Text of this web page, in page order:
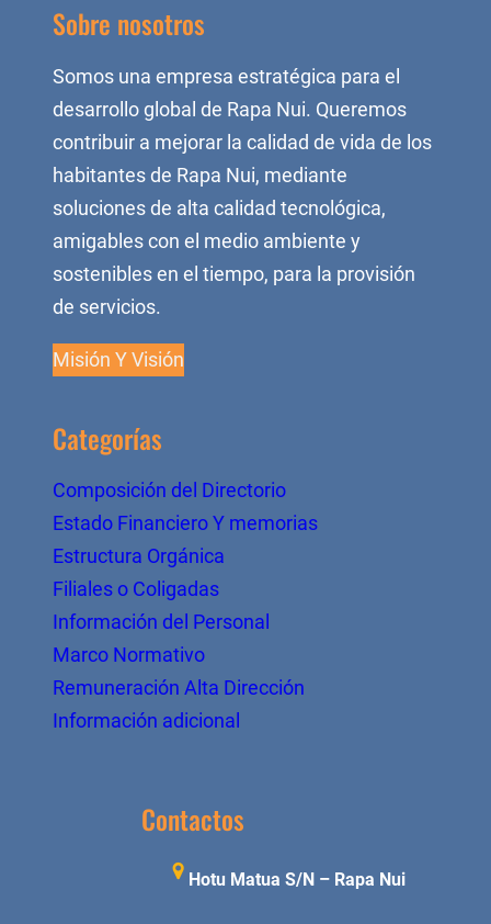
Sobre nosotros
Somos una empresa estratégica para el
desarrollo global de Rapa Nui. Queremos
contribuir a mejorar la calidad de vida de los
habitantes de Rapa Nui, mediante
soluciones de alta calidad tecnológica,
amigables con el medio ambiente y
sostenibles en el tiempo, para la provisión
de servicios.
Misión Y Visión
Categorías
Composición del Directorio
Estado Financiero Y memorias
Estructura Orgánica
Filiales o Coligadas
Información del Personal
Marco Normativo
Remuneración Alta Dirección
Información adicional
Contactos
Hotu Matua S/N – Rapa Nui